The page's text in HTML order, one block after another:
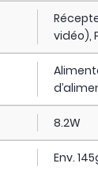
vidéo),
8.2W
Env.